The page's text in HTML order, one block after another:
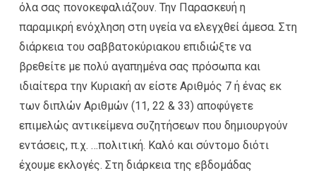
όλα σας πονοκεφαλιάζουν. Την Παρασκευή η
παραμικρή ενόχληση στη υγεία να ελεγχθεί άμεσα. Στη
διάρκεια του σαββατοκύριακου επιδιώξτε να
βρεθείτε με πολύ αγαπημένα σας πρόσωπα και
ιδιαίτερα την Κυριακή αν είστε Αριθμός 7 ή ένας εκ
των διπλών Αριθμών (11, 22 & 33) αποφύγετε
επιμελώς αντικείμενα συζητήσεων που δημιουργούν
εντάσεις, π.χ. …πολιτική. Καλό και σύντομο διότι
έχουμε εκλογές. Στη διάρκεια της εβδομάδας